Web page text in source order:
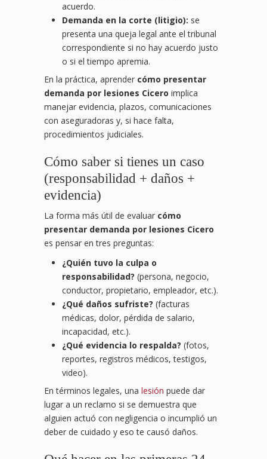
acuerdo.
Demanda en la corte (litigio): se
presenta una queja legal ante el tribunal
correspondiente si no hay acuerdo justo
o si el tiempo apremia.
En la práctica, aprender cómo presentar
demanda por lesiones Cicero implica
manejar evidencia, plazos, comunicaciones
con aseguradoras y, si hace falta,
procedimientos judiciales.
Cómo saber si tienes un caso
(responsabilidad + daños +
evidencia)
La forma más útil de evaluar cómo
presentar demanda por lesiones Cicero
es pensar en tres preguntas:
¿Quién tuvo la culpa o
responsabilidad? (persona, negocio,
conductor, propietario, empleador, etc.).
¿Qué daños sufriste? (facturas
médicas, dolor, pérdida de salario,
incapacidad, etc.).
¿Qué evidencia lo respalda? (fotos,
reportes, registros médicos, testigos,
video).
En términos legales, una lesión puede dar
lugar a un reclamo si se demuestra que
alguien actuó con negligencia o incumplió un
deber de cuidado y eso te causó daños.